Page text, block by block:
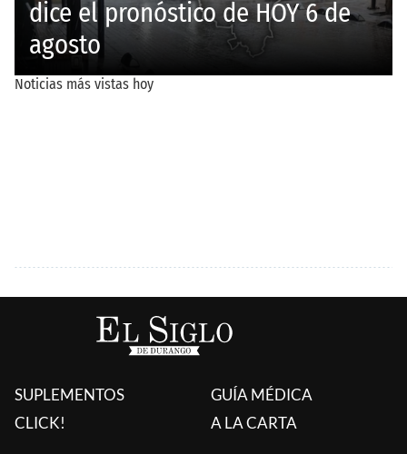
SUPLEMENTOS
CLICK!
GUÍA MÉDICA
A LA CARTA